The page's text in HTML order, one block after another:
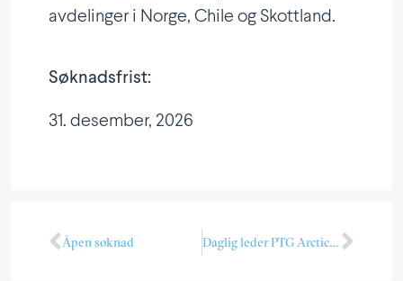
avdelinger i Norge, Chile og Skottland.
Søknadsfrist:
31. desember, 2026
Åpen søknad Daglig leder PTG Arctic Kulde — Spydeberg